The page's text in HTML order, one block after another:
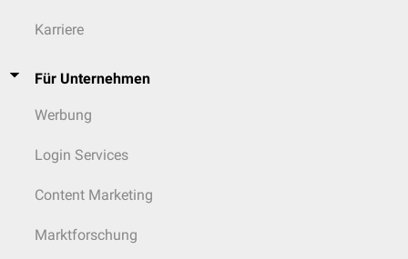
Karriere
Für Unternehmen
Werbung
Login Services
Content Marketing
Marktforschung